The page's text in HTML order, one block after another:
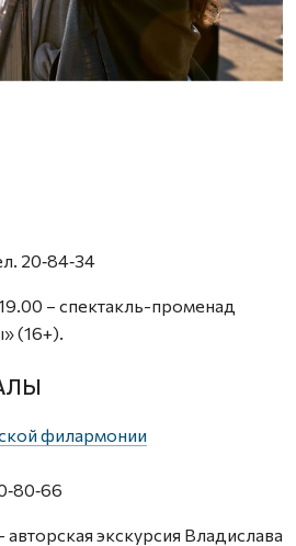
20‑84‑34
– спектакль-променад
(16+).
филармонии
авторская экскурсия Владислава